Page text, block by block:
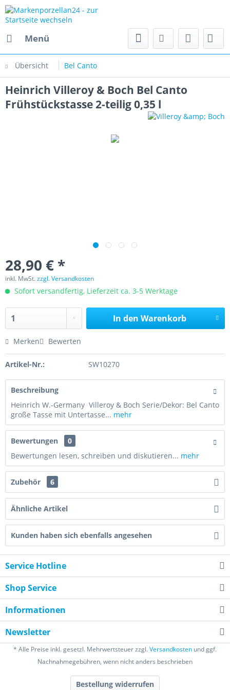
Menü
Übersicht Bel Canto
Heinrich Villeroy & Boch Bel Canto
Frühstückstasse 2-teilig 0,35 l
28,90 € *
inkl. MwSt.zzgl. Versandkosten
Sofort versandfertig, Lieferzeit ca. 3-5 Werktage
In den Warenkorb
Merken Bewerten
Artikel-Nr.: SW10270
Beschreibung
Heinrich W.-Germany Villeroy & Boch Serie/Dekor: Bel Canto
große Tasse mit Untertasse... mehr
Bewertungen
0
Bewertungen lesen, schreiben und diskutieren... mehr
Zubehör 6
Ähnliche Artikel
Kunden haben sich ebenfalls angesehen
Service Hotline
Shop Service
Informationen
Newsletter
* Alle Preise inkl. gesetzl. Mehrwertsteuer zzgl.Versandkosten und ggf.
Nachnahmegebühren, wenn nicht anders beschrieben
Bestellung widerrufen